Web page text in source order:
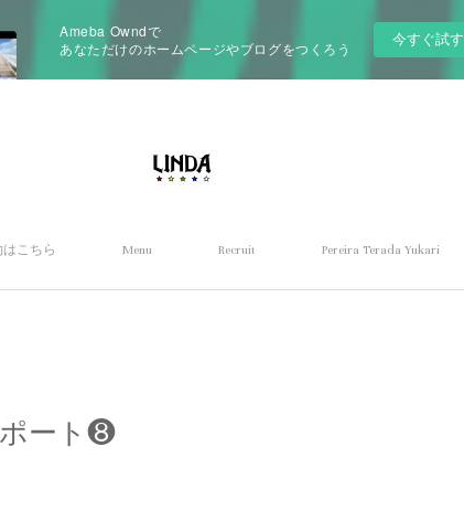
Ameba Owndで
あなただけのホームページやブログをつくろう
今すぐ試す
はこちら Menu Recruit Pereira Terada Yukari
ポート❽